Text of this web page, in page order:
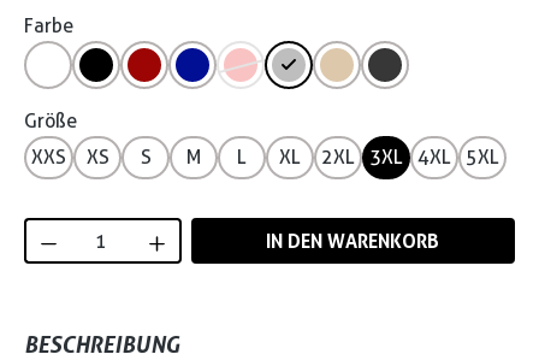
Farbe
Größe
XXS
XS S M L XL 2XL 3XL 4XL 5XL
Produkt Anzahl: Gib den gewünschten
IN DEN WARENKORB
BESCHREIBUNG